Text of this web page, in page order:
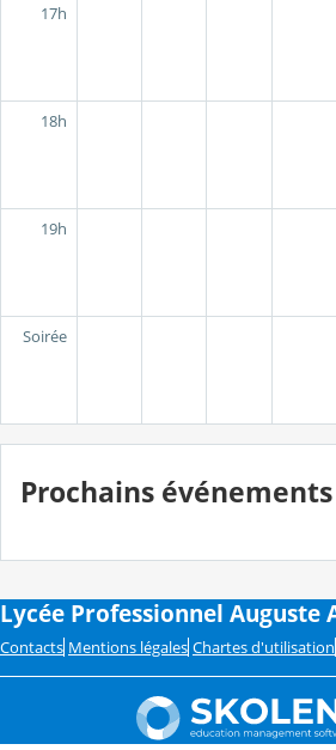
17h
18h
19h
Soirée
Prochains événements
Lycée Professionnel Auguste
Contacts Mentions légales Chartes d'utilisation